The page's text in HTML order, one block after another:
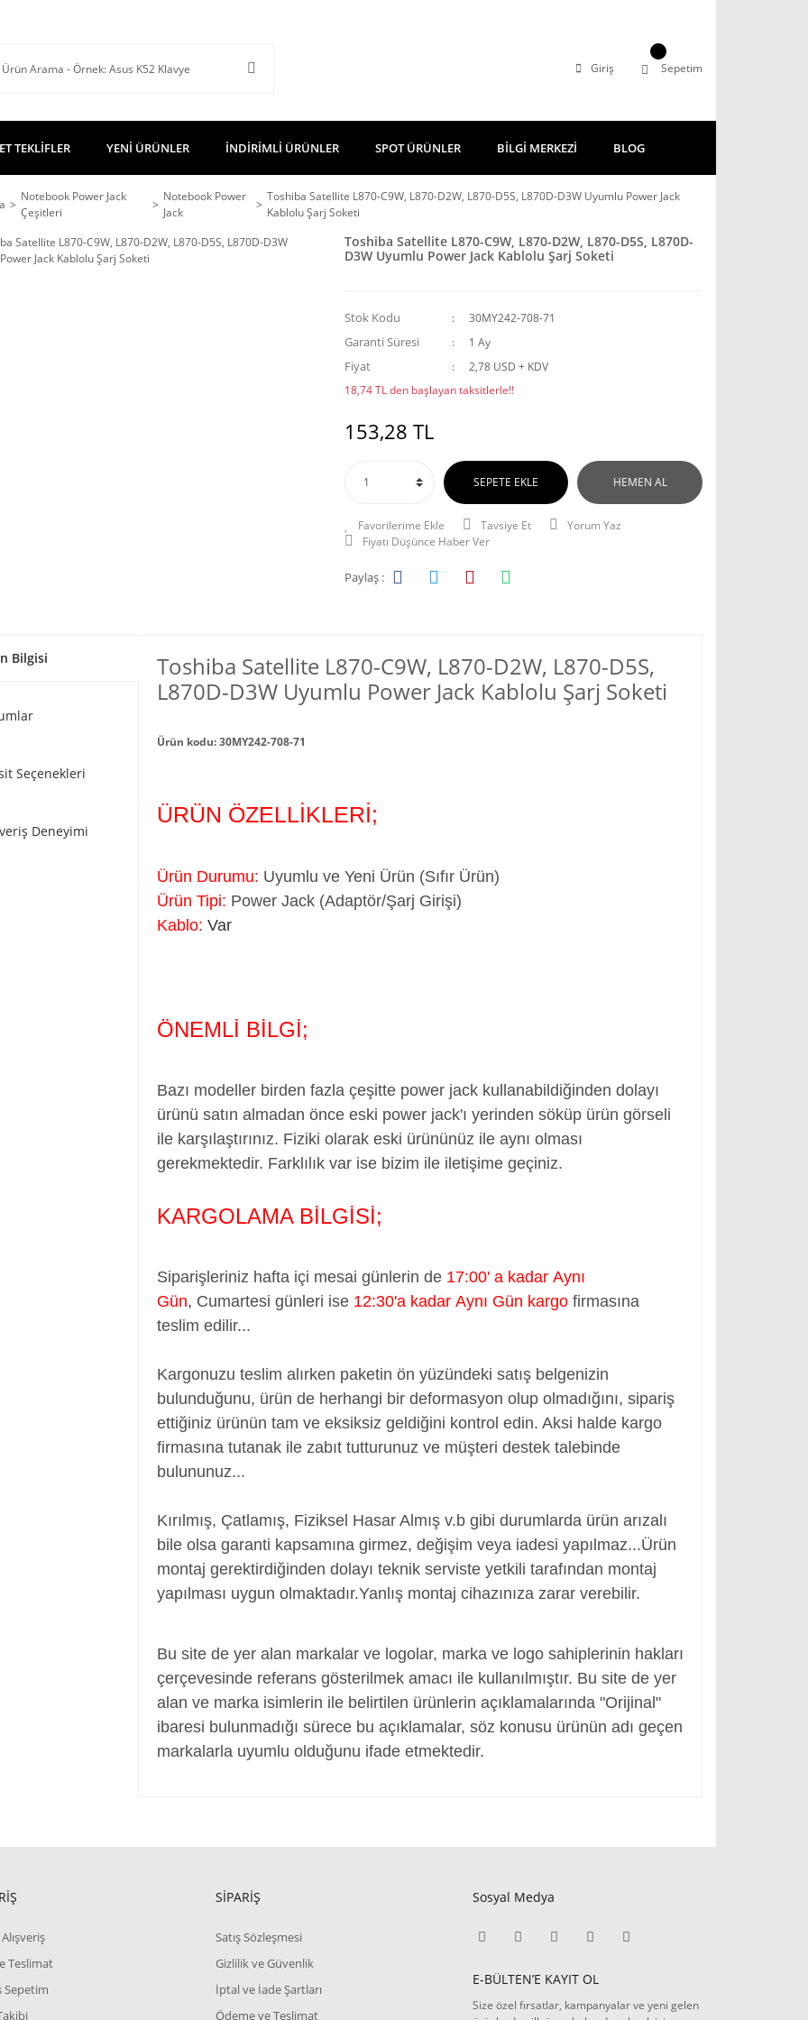
Giriş Sepetim
TEKLİFLER YENİ ÜRÜNLER İNDİRİMLİ ÜRÜNLER SPOT ÜRÜNLER BİLGİ MERKEZİ BLOG
Notebook Power Jack
Çeşitleri
Notebook Power
Jack
Toshiba Satellite L870-C9W, L870-D2W, L870-D5S, L870D-D3W Uyumlu Power Jack
Kablolu Şarj Soketi
Toshiba Satellite L870-C9W, L870-D2W, L870-D5S, L870D-
D3W Uyumlu Power Jack Kablolu Şarj Soketi
Stok Kodu 30MY242-708-71
Garanti Süresi 1 Ay
Fiyat
2,78 USD + KDV
18,74 TL den başlayan taksitlerle!!
153,28 TL
SEPETE EKLE HEMEN AL
Tavsiye Et
Yorum Yaz
Fiyatı Düşünce Haber Ver
Paylaş :
Bilgisi
Seçenekleri
Deneyimi
Toshiba Satellite L870-C9W, L870-D2W, L870-D5S,
L870D-D3W Uyumlu Power Jack Kablolu Şarj Soketi
Ürün kodu: 30MY242-708-71
ÜRÜN ÖZELLİKLERİ;
Ürün Durumu: Uyumlu ve Yeni Ürün (Sıfır Ürün)
Ürün Tipi: Power Jack (Adaptör/Şarj Girişi)
Kablo: Var
ÖNEMLİ BİLGİ;
Bazı modeller birden fazla çeşitte power jack kullanabildiğinden dolayı
ürünü satın almadan önce eski power jack'ı yerinden söküp ürün görseli
ile karşılaştırınız. Fiziki olarak eski ürününüz ile aynı olması
gerekmektedir. Farklılık var ise bizim ile iletişime geçiniz.
KARGOLAMA BİLGİSİ;
Siparişleriniz hafta içi mesai günlerin de 17:00' a kadar Aynı
Gün, Cumartesi günleri ise 12:30'a kadar Aynı Gün kargofirmasına
teslim edilir...
Kargonuzu teslim alırken paketin ön yüzündeki satış belgenizin
bulunduğunu, ürün de herhangi bir deformasyon olup olmadığını, sipariş
ettiğiniz ürünün tam ve eksiksiz geldiğini kontrol edin. Aksi halde kargo
firmasına tutanak ile zabıt tutturunuz ve müşteri destek talebinde
bulununuz...
Kırılmış, Çatlamış, Fiziksel Hasar Almış v.b gibi durumlarda ürün arızalı
bile olsa garanti kapsamına girmez, değişim veya iadesi yapılmaz...Ürün
montaj gerektirdiğinden dolayı teknik serviste yetkili tarafından montaj
yapılması uygun olmaktadır.Yanlış montaj cihazınıza zarar verebilir.
Bu site de yer alan markalar ve logolar, marka ve logo sahiplerinin hakları
çerçevesinde referans gösterilmek amacı ile kullanılmıştır. Bu site de yer
alan ve marka isimlerin ile belirtilen ürünlerin açıklamalarında "Orijinal"
ibaresi bulunmadığı sürece bu açıklamalar, söz konusu ürünün adı geçen
markalarla uyumlu olduğunu ifade etmektedir.
Teslimat
Sepetim
SİPARİŞ
Satış Sözleşmesi
Gizlilik ve Güvenlik
İptal ve İade Şartları
Ödeme ve Teslimat
Sosyal Medya
E-BÜLTEN’E KAYIT OL
Size özel fırsatlar, kampanyalar ve yeni gelen